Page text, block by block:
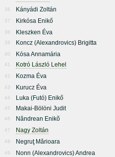
36 Kányádi Zoltán
37 Kirkósa Enikő
38 Kleszken Éva
39 Koncz (Alexandrovics) Brigitta
40 Kósa Annamária
41 Kotró László Lehel
42 Kozma Éva
43 Kurucz Éva
44 Luka (Futó) Enikő
45 Makai-Bölöni Judit
46 Năndrean Enikõ
47 Nagy Zoltán
48 Negruţ Mărioara
49 Nonn (Alexandrovics) Andrea